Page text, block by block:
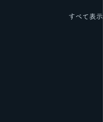
すべて表示